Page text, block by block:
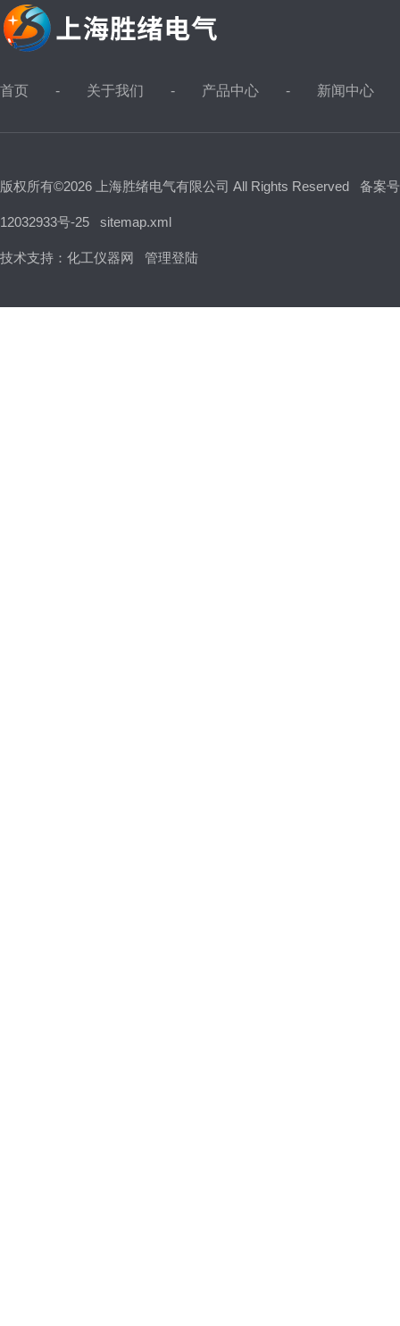
首页 关于我们 产品中心 新闻中心
版权所有©2026 上海胜绪电气有限公司 All Rights Reserved 备案
12032933号-25 sitemap.xml
技术支持： 化工仪器网 管理登陆